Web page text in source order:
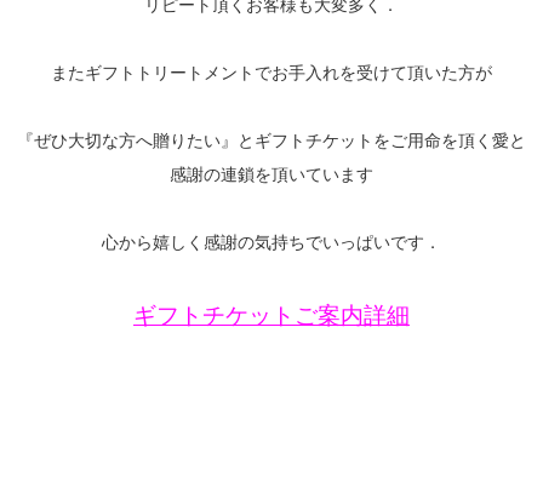
リピート頂くお客様も大変多く．
またギフトトリートメントでお手入れを受けて頂いた方が
『ぜひ大切な方へ贈りたい』とギフトチケットをご用命を頂く愛と
感謝の連鎖を頂いています
心から嬉しく感謝の気持ちでいっぱいです．
ギフトチケットご案内詳細